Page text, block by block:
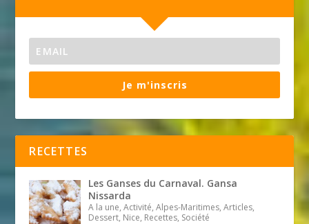
Je m'inscris
RECETTES
Les Ganses du Carnaval. Gansa
Nissarda
A la une, Activité, Alpes-Maritimes, Articles,
Dessert, Nice, Recettes, Société